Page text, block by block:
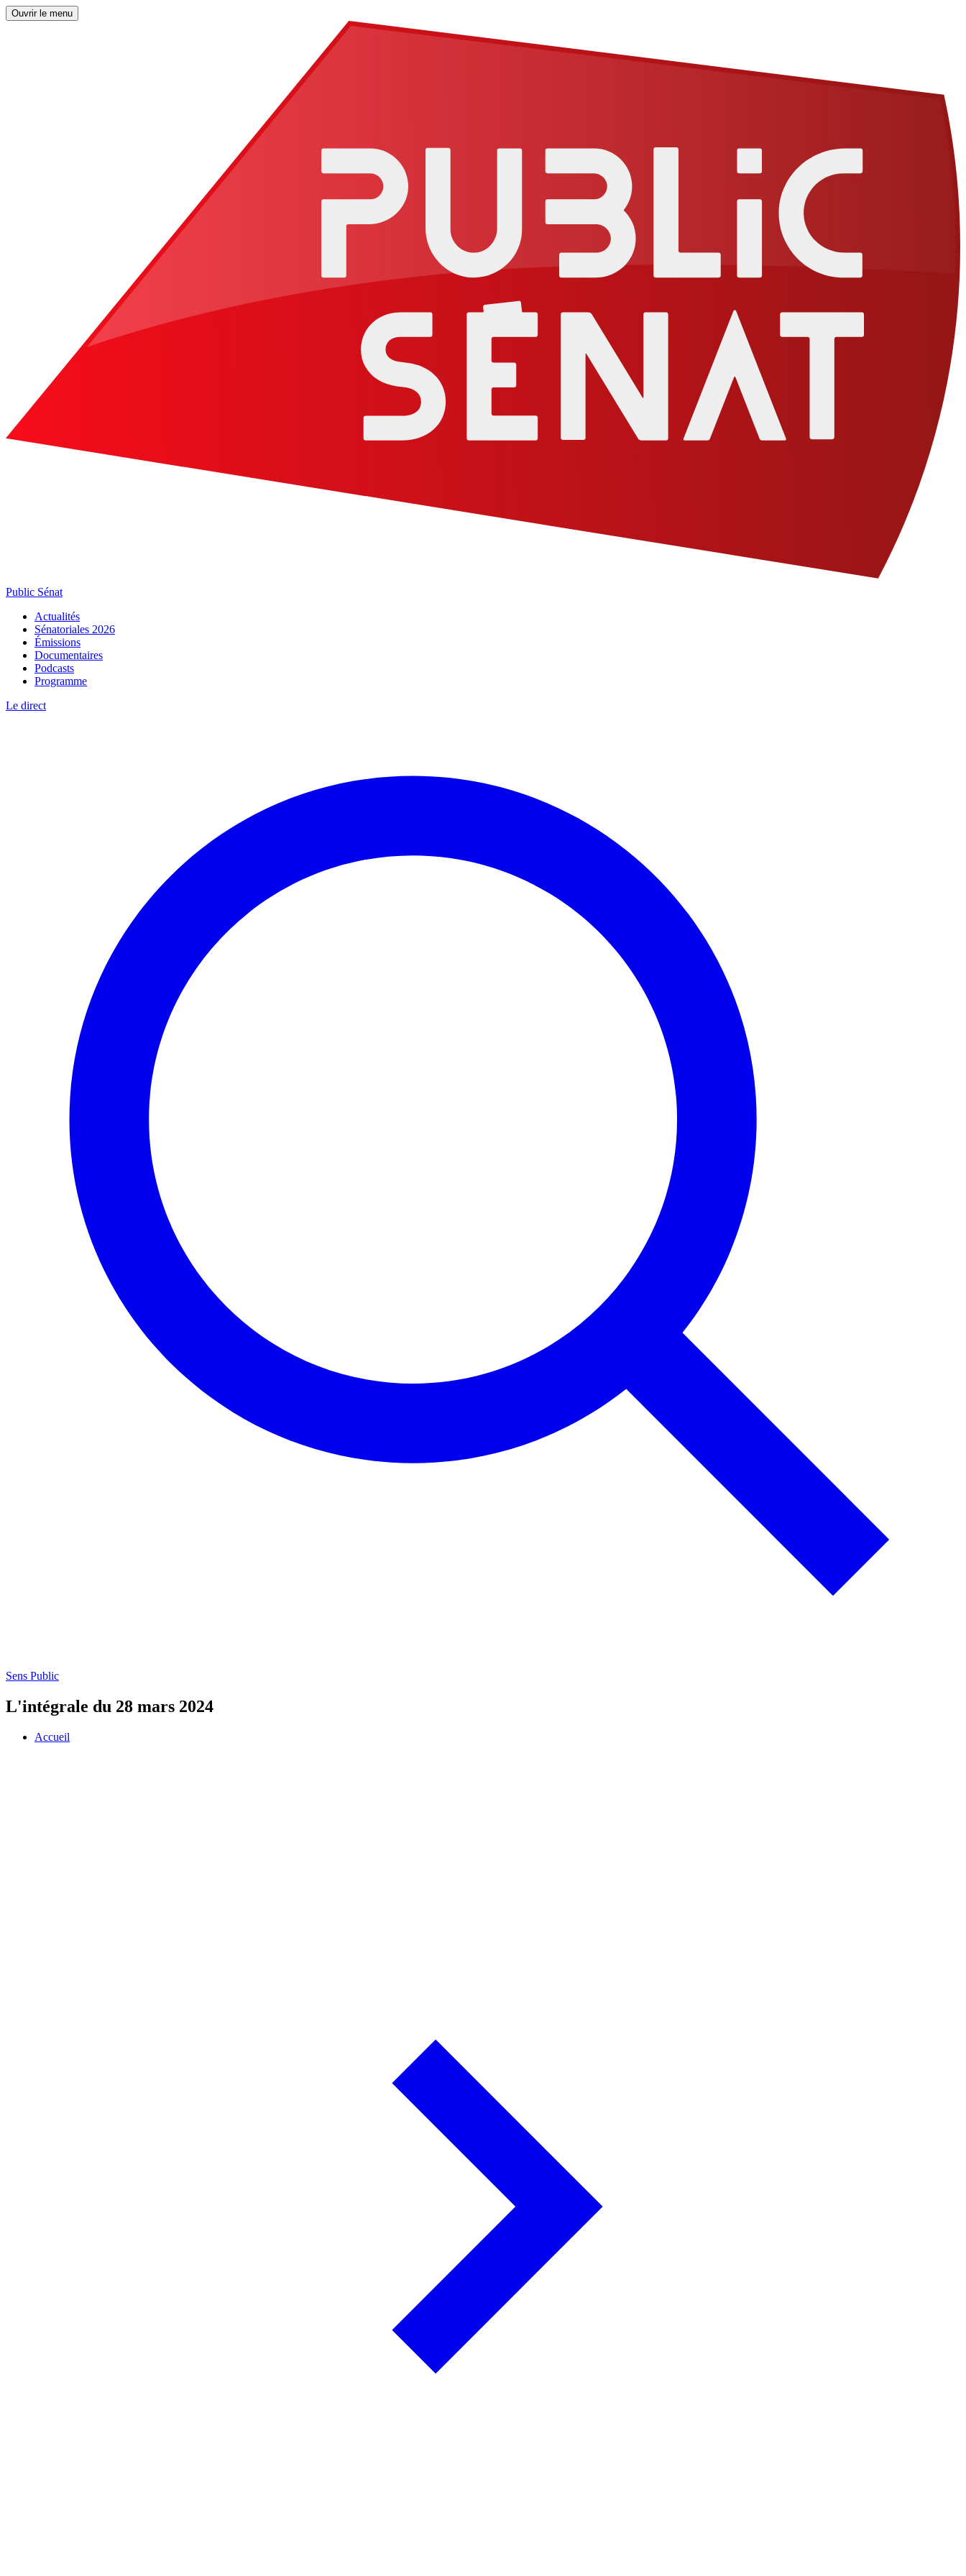
Ouvrir le menu
Public Sénat
Actualités
Sénatoriales 2026
Émissions
Documentaires
Podcasts
Programme
Le direct
Sens Public
L'intégrale du 28 mars 2024
Accueil